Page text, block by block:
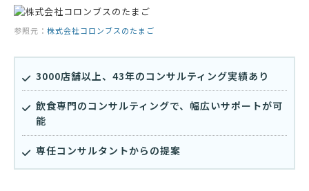
参照元： 株式会社コロンブスのたまご
3000店舗以上、43年のコンサルティング実績あり
飲食専門のコンサルティングで、幅広いサポートが可
能
専任コンサルタントからの提案